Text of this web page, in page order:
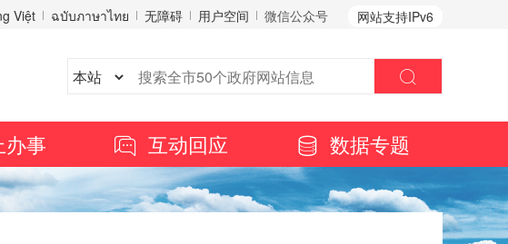
网站支持IPv6
Việt ฉบับภาษาไทย 无障碍 用户空间 微信公众号
办事 互动回应 数据专题